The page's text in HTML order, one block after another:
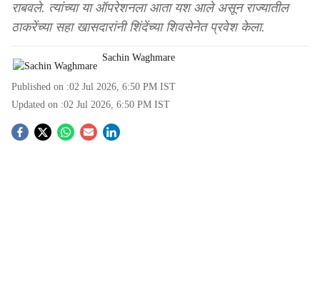
राबवले. त्यांच्या या ऑपरेशनला आता यश आले असून राज्यातील
ठाकरेंच्या सहा खासदारांनी शिंदेंच्या शिवसेनेत प्रवेश केला.
Sachin Waghmare
Published on :02 Jul 2026, 6:50 PM IST
Updated on :02 Jul 2026, 6:50 PM IST
S